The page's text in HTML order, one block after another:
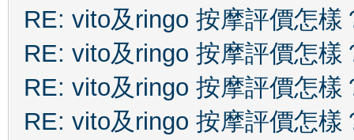
RE: vito及ringo 按摩評價怎樣
RE: vito及ringo 按摩評價怎樣
RE: vito及ringo 按摩評價怎樣
RE: vito及ringo 按摩評價怎樣